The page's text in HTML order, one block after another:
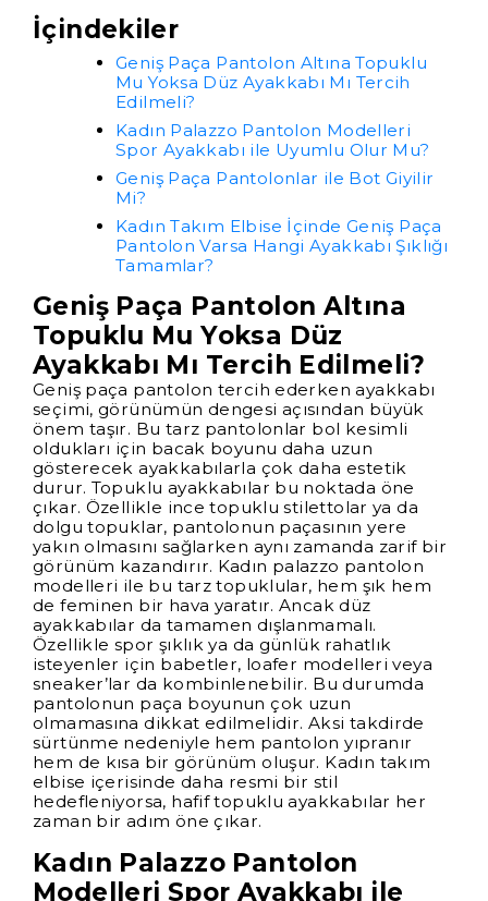
İçindekiler
Geniş Paça Pantolon Altına Topuklu
Mu Yoksa Düz Ayakkabı Mı Tercih
Edilmeli?
Kadın Palazzo Pantolon Modelleri
Spor Ayakkabı ile Uyumlu Olur Mu?
Geniş Paça Pantolonlar ile Bot Giyilir
Mi?
Kadın Takım Elbise İçinde Geniş Paça
Pantolon Varsa Hangi Ayakkabı Şıklığı
Tamamlar?
Geniş Paça Pantolon Altına
Topuklu Mu Yoksa Düz
Ayakkabı Mı Tercih Edilmeli?
Geniş paça pantolon tercih ederken ayakkabı
seçimi, görünümün dengesi açısından büyük
önem taşır. Bu tarz pantolonlar bol kesimli
oldukları için bacak boyunu daha uzun
gösterecek ayakkabılarla çok daha estetik
durur. Topuklu ayakkabılar bu noktada öne
çıkar. Özellikle ince topuklu stilettolar ya da
dolgu topuklar, pantolonun paçasının yere
yakın olmasını sağlarken aynı zamanda zarif bir
görünüm kazandırır. Kadın palazzo pantolon
modelleri ile bu tarz topuklular, hem şık hem
de feminen bir hava yaratır. Ancak düz
ayakkabılar da tamamen dışlanmamalı.
Özellikle spor şıklık ya da günlük rahatlık
isteyenler için babetler, loafer modelleri veya
sneaker’lar da kombinlenebilir. Bu durumda
pantolonun paça boyunun çok uzun
olmamasına dikkat edilmelidir. Aksi takdirde
sürtünme nedeniyle hem pantolon yıpranır
hem de kısa bir görünüm oluşur. Kadın takım
elbise içerisinde daha resmi bir stil
hedefleniyorsa, hafif topuklu ayakkabılar her
zaman bir adım öne çıkar.
Kadın Palazzo Pantolon
Modelleri Spor Ayakkabı ile